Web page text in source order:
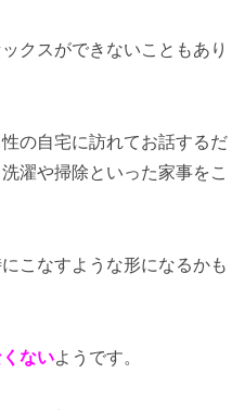
クスができないこともあり
の自宅に訪れてお話するだ
濯や掃除といった家事をこ
こなすような形になるかも
ないようです。